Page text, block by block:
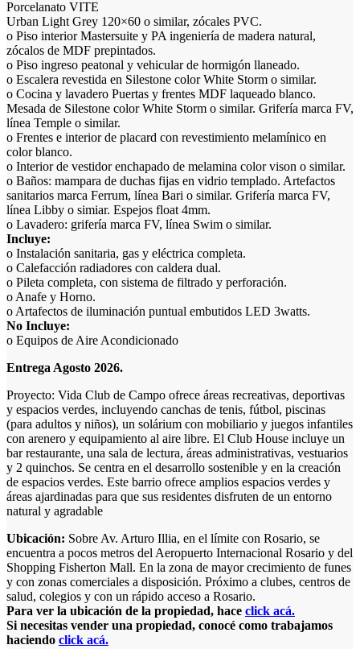
Porcelanato VITE
Urban Light Grey 120×60 o similar, zócales PVC.
o Piso interior Mastersuite y PA ingeniería de madera natural,
zócalos de MDF prepintados.
o Piso ingreso peatonal y vehicular de hormigón llaneado.
o Escalera revestida en Silestone color White Storm o similar.
o Cocina y lavadero Puertas y frentes MDF laqueado blanco.
Mesada de Silestone color White Storm o similar. Grifería marca FV,
línea Temple o similar.
o Frentes e interior de placard con revestimiento melamínico en
color blanco.
o Interior de vestidor enchapado de melamina color vison o similar.
o Baños: mampara de duchas fijas en vidrio templado. Artefactos
sanitarios marca Ferrum, línea Bari o similar. Grifería marca FV,
línea Libby o simiar. Espejos float 4mm.
o Lavadero: grifería marca FV, línea Swim o similar.
Incluye:
o Instalación sanitaria, gas y eléctrica completa.
o Calefacción radiadores con caldera dual.
o Pileta completa, con sistema de filtrado y perforación.
o Anafe y Horno.
o Artafectos de iluminación puntual embutidos LED 3watts.
No Incluye:
o Equipos de Aire Acondicionado
Entrega Agosto 2026.
Proyecto: Vida Club de Campo ofrece áreas recreativas, deportivas
y espacios verdes, incluyendo canchas de tenis, fútbol, piscinas
(para adultos y niños), un solárium con mobiliario y juegos infantiles
con arenero y equipamiento al aire libre. El Club House incluye un
bar restaurante, una sala de lectura, áreas administrativas, vestuarios
y 2 quinchos. Se centra en el desarrollo sostenible y en la creación
de espacios verdes. Este barrio ofrece amplios espacios verdes y
áreas ajardinadas para que sus residentes disfruten de un entorno
natural y agradable
Ubicación: Sobre Av. Arturo Illia, en el límite con Rosario, se
encuentra a pocos metros del Aeropuerto Internacional Rosario y del
Shopping Fisherton Mall. En la zona de mayor crecimiento de funes
y con zonas comerciales a disposición. Próximo a clubes, centros de
salud, colegios y con un rápido acceso a Rosario.
Para ver la ubicación de la propiedad, hace click acá.
Si necesitas vender una propiedad, conocé como trabajamos
haciendo click acá.